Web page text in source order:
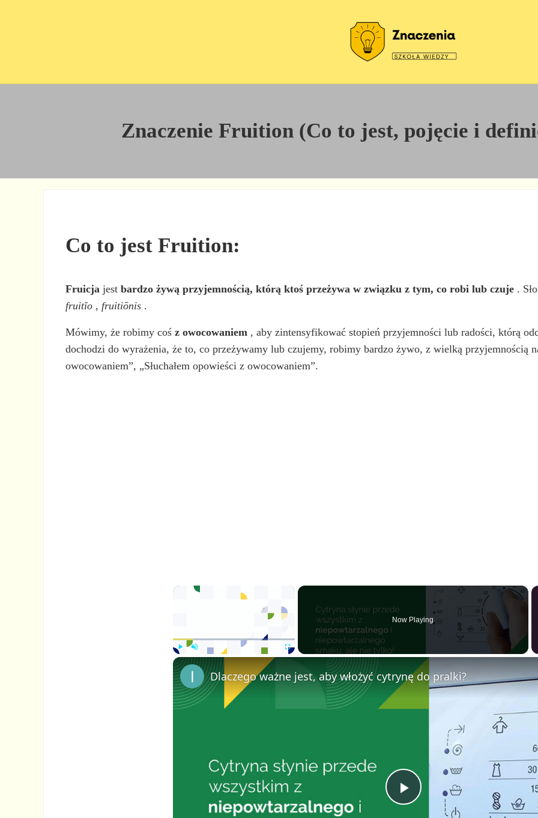
Znaczenie Fruition (Co to jest, pojęcie i
Co to jest Fruition:
Fruicja jestbardzo żywą przyjemnością, którą ktoś przeżywa w związku z tym, co robi lub czuje .
fruitĭo , fruitiōnis .
Mówimy, że robimy cośz owocowaniem , aby zintensyfikować stopień przyjemności lub radości, którą
dochodzi do wyrażenia, że to, co przeżywamy lub czujemy, robimy bardzo żywo, z wielką przyjemnością
owocowaniem”, „Słuchałem opowieści z owocowaniem”.
l
a
y
m
u
u
e
Now Playing
P
Dlaczego ważne jest, aby włożyć cytrynę do pralki?